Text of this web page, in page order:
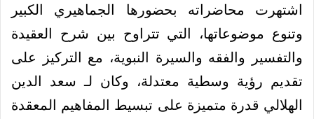
اشتهرت محاضراته بحضورها الجماهيري الكبير
وتنوع موضوعاتها، التي تتراوح بين شرح العقيدة
والتفسير والفقه والسيرة النبوية، مع التركيز على
تقديم رؤية وسطية معتدلة، وكان لـ سعد الدين
الهلالي قدرة متميزة على تبسيط المفاهيم المعقدة